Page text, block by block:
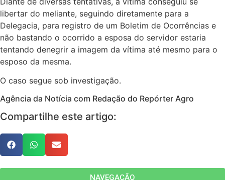
libertar do meliante, seguindo diretamente para a
Delegacia, para registro de um Boletim de Ocorrências e
não bastando o ocorrido a esposa do servidor estaria
tentando denegrir a imagem da vítima até mesmo para o
esposo da mesma.
O caso segue sob investigação.
Agência da Notícia com Redação do Repórter Agro
Compartilhe este artigo:
NAVEGAÇÃO